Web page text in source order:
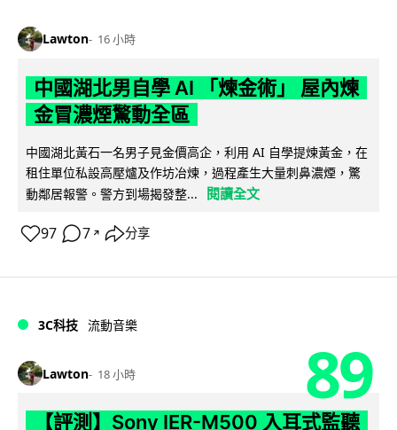
Lawton 16 小時
中國湖北男自學 AI 「煉金術」 屋內煉
金冒濃煙驚動全區
中國湖北黃石一名男子見金價高企，利用 AI 自學提煉黃金，在
租住單位私設高壓爐及作坊冶煉，過程產生大量刺鼻濃煙，驚
動鄰居報警。警方到場揭發整...
閱讀全文
97 7 ↗ 分享
3C科技 流動音樂
Lawton 18 小時 89
【評測】Sony IER-M500 入耳式監聽